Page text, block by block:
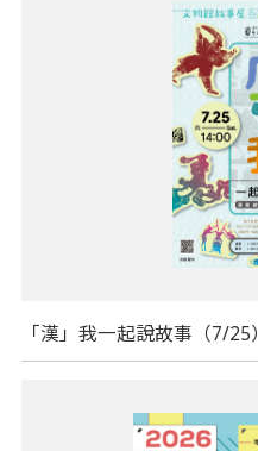
「漢」我一起說故事（7/25）